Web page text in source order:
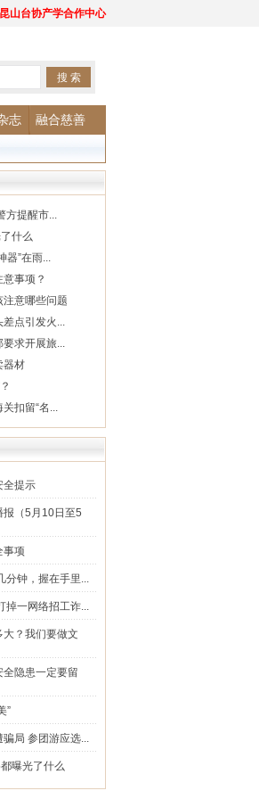
昆山台协产学合作中心
志 融合慈善
方提醒市...
什么
器”在雨...
事项？
意哪些问题
点引发火...
要求开展旅...
器材
扣留“名...
全提示
报（5月10日至5
事项
分钟，握在手里...
掉一网络招工诈...
？我们要做文
隐患一定要留
”
局 参团游应选...
曝光了什么